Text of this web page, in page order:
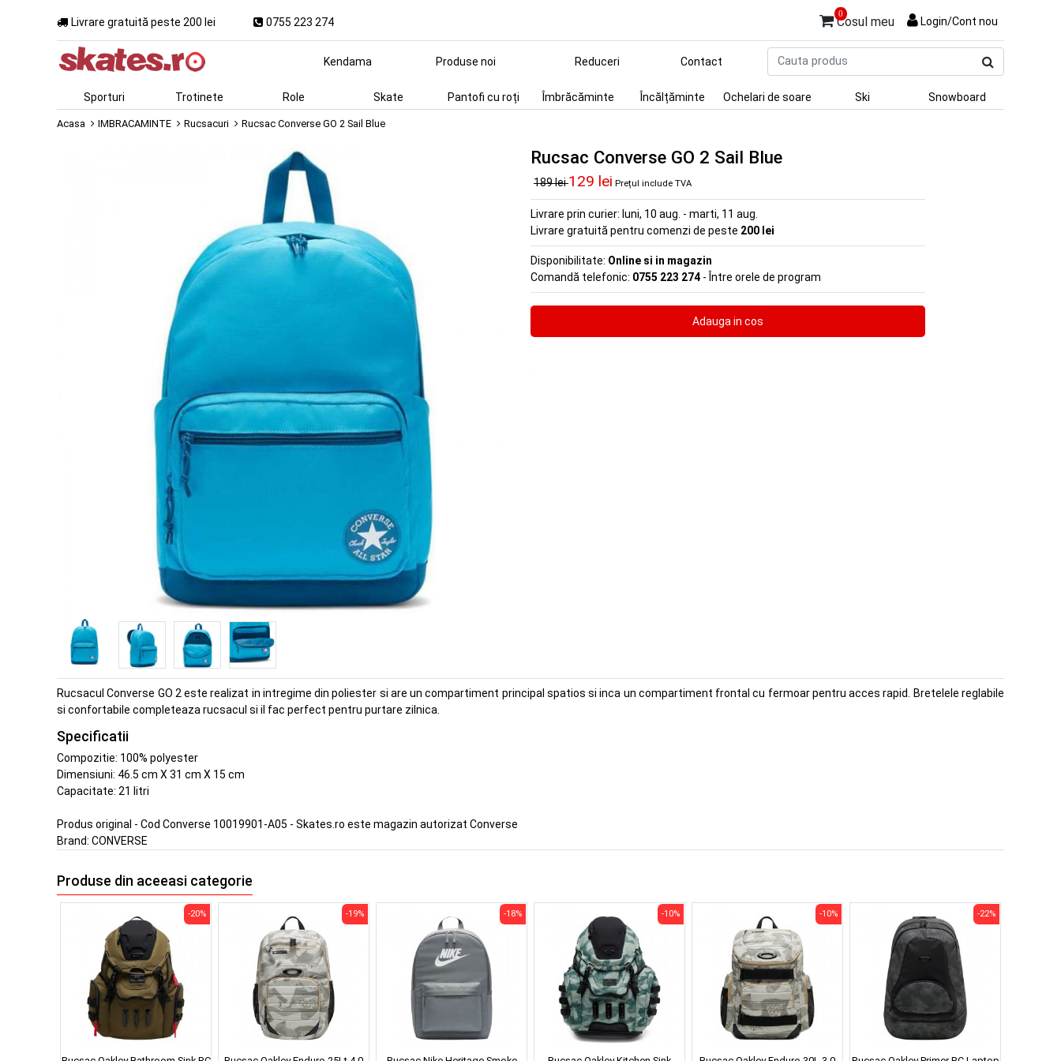
Livrare gratuită peste 200 lei 0755 223 274
0
Cosul meu Login/Cont nou
produs
Kendama Produse noi Reduceri Contact
Sporturi Trotinete Role Skate Pantofi cu roți Îmbrăcăminte Încălțăminte Ochelari de soare Ski Snowboard
Acasa IMBRACAMINTE Rucsacuri Rucsac Converse GO 2 Sail Blue
Rucsac Converse GO 2 Sail Blue
189 lei129 lei Prețul include TVA
Livrare prin curier: luni, 10 aug. - marti, 11 aug.
Livrare gratuită pentru comenzi de peste 200 lei
Disponibilitate: Online si in magazin
Comandă telefonic: 0755 223 274 - Între orele de program
Rucsacul Converse GO 2 este realizat in intregime din poliester si are un compartiment principal spatios si inca un compartiment frontal cu fermoar pentru acces rapid. Bretelele reglabile
si confortabile completeaza rucsacul si il fac perfect pentru purtare zilnica.
Specificatii
Compozitie: 100% polyester
Dimensiuni: 46.5 cm X 31 cm X 15 cm
Capacitate: 21 litri
Produs original - Cod Converse 10019901-A05 - Skates.ro este magazin autorizat Converse
Brand: CONVERSE
Produse din aceeasi categorie
-20% -19% -18% -10% -10% -22%